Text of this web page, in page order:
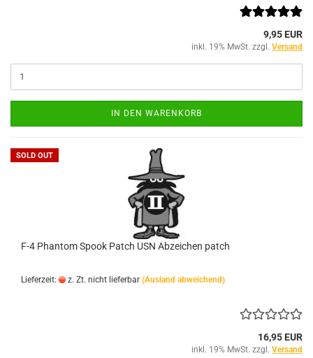
9,95 EUR
inkl. 19% MwSt. zzgl. Versand
IN DEN WARENKORB
SOLD OUT
F-4 Phantom Spook Patch USN Abzeichen patch
Lieferzeit: z. Zt. nicht lieferbar (Ausland abweichend)
16,95 EUR
inkl. 19% MwSt. zzgl. Versand